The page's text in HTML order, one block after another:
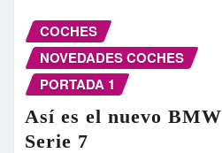
COCHES
NOVEDADES COCHES
PORTADA 1
Así es el nuevo BMW
Serie 7